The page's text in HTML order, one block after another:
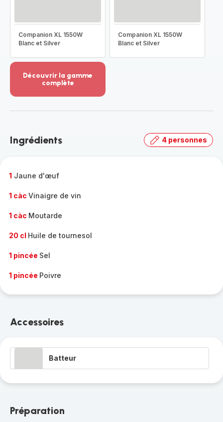
Companion XL 1550W
Blanc et Silver
Companion XL 1550W
Blanc et Silver
Découvrir la gamme
complète
-
gamme
Ingrédients 4 personnes
1 Jaune d'œuf
1 càc Vinaigre de vin
1 càc Moutarde
20 cl Huile de tournesol
1 pincée Sel
1 pincée Poivre
Accessoires
Batteur
Préparation